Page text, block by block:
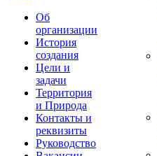
Об
организации
История
создания
Цели и
задачи
Территория
и Природа
Контакты и
реквизиты
Руководство